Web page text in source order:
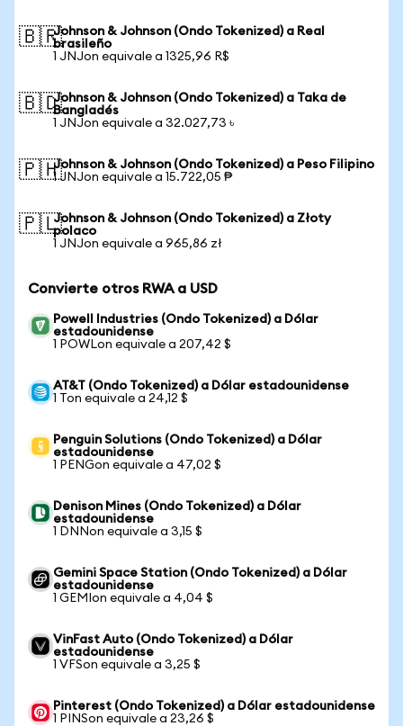
🇧🇷Johnson & Johnson (Ondo Tokenized) a Real
brasileño
1 JNJon equivale a 1325,96 R$
🇧🇩Johnson & Johnson (Ondo Tokenized) a Taka de
Bangladés
1 JNJon equivale a 32.027,73 ৳
🇵🇭Johnson & Johnson (Ondo Tokenized) a Peso Filipino
1 JNJon equivale a 15.722,05 ₱
🇵🇱Johnson & Johnson (Ondo Tokenized) a Złoty
polaco
1 JNJon equivale a 965,86 zł
Convierte otros RWA a USD
Powell Industries (Ondo Tokenized) a Dólar
estadounidense
1 POWLon equivale a 207,42 $
AT&T (Ondo Tokenized) a Dólar estadounidense
1 Ton equivale a 24,12 $
Penguin Solutions (Ondo Tokenized) a Dólar
estadounidense
1 PENGon equivale a 47,02 $
Denison Mines (Ondo Tokenized) a Dólar
estadounidense
1 DNNon equivale a 3,15 $
Gemini Space Station (Ondo Tokenized) a Dólar
estadounidense
1 GEMIon equivale a 4,04 $
VinFast Auto (Ondo Tokenized) a Dólar
estadounidense
1 VFSon equivale a 3,25 $
Pinterest (Ondo Tokenized) a Dólar estadounidense
1 PINSon equivale a 23,26 $